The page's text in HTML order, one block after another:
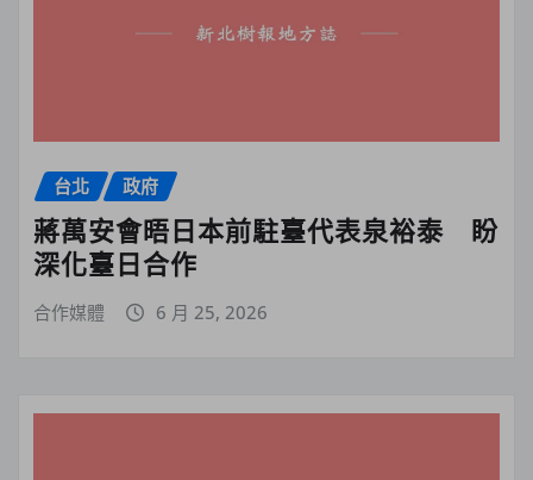
台北 政府
蔣萬安會晤日本前駐臺代表泉裕泰 盼
深化臺日合作
合作媒體 6 月 25, 2026